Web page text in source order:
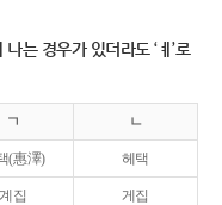
나는 경우가 있더라도 ‘ㅖ’로
ㄱ ㄴ
(惠澤) 헤택
계집 게집